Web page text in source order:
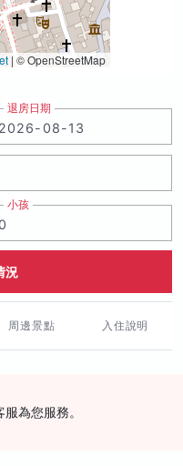
| © OpenStreetMap
退房日期
小孩
況
周邊景點 入住說明
為您服務。